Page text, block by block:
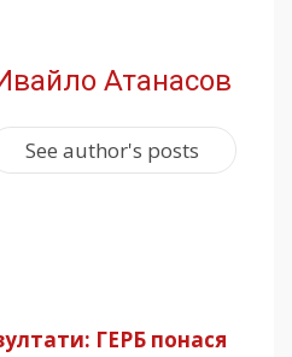
Атанасов
See author's posts
ГЕРБ понася